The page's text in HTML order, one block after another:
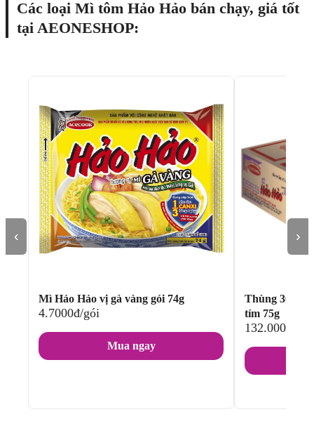
Các loại Mì tôm Hảo Hảo bán chạy, giá tốt
tại AEONESHOP:
‹ ›
Mì Hảo Hảo vị gà vàng gói 74g
4.7000đ/gói
Mua ngay
Thùng 30 gói
tím 75g
132.000đ/